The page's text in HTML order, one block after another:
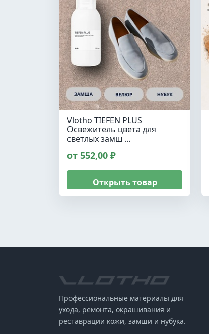
Vlotho TIEFEN PLUS
Освежитель цвета для
светлых замш …
от 552,00 ₽
Открыть товар
Профессиональные материалы для
ухода, ремонта, окрашивания и
реставрации кожи, замши и нубука.